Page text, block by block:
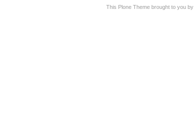
This Plone Theme brought to you by